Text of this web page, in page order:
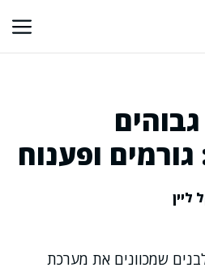
ופענוח
שמכוונים את מערכת